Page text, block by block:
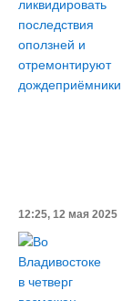
12:25, 12 мая 2025